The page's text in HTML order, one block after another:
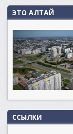
ЭТО АЛТАЙ
ССЫЛКИ